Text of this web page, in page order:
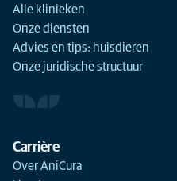
Alle klinieken
Onze diensten
Advies en tips: huisdieren
Onze juridische structuur
Carrière
Over AniCura